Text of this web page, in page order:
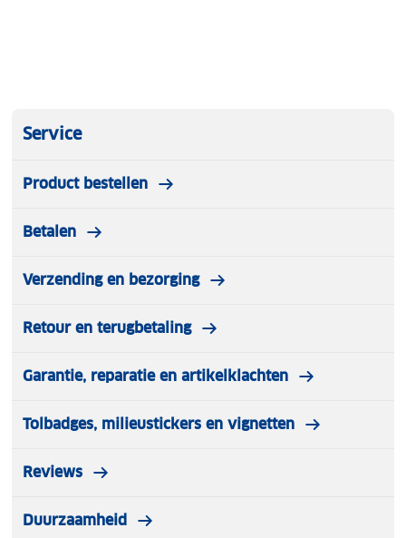
Service
Product bestellen
Betalen
Verzending en bezorging
Retour en terugbetaling
Garantie, reparatie en artikelklachten
Tolbadges, milieustickers en vignetten
Reviews
Duurzaamheid